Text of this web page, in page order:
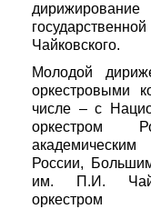
Чайковского.
Молодой
оркестровыми
числе – с
оркестром
академическим
России,
им. П.И.
оркестром